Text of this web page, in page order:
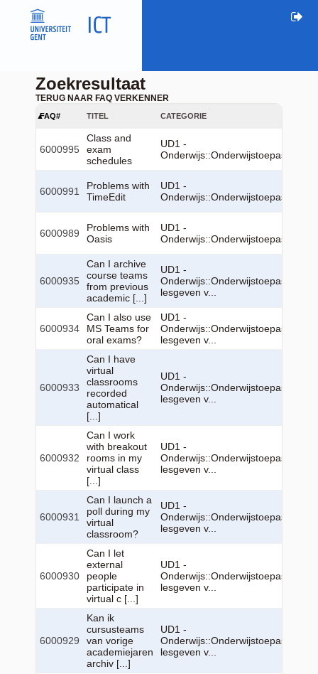
Zoekresultaat
TERUG NAAR FAQ VERKENNER
FAQ# TITEL CATEGORIE
6000995
Class and
exam
schedules
UD1 -
6000991
Problems with
TimeEdit
UD1 -
6000989
Problems with
Oasis
UD1 -
6000935
Can I archive
course teams
from previous
academic [...]
UD1 -
lesgeven v...
6000934
Can I also use
MS Teams for
oral exams?
UD1 -
lesgeven v...
6000933
Can I have
virtual
classrooms
recorded
automatical
[...]
UD1 -
lesgeven v...
6000932
Can I work
with breakout
rooms in my
virtual class
[...]
UD1 -
lesgeven v...
6000931
Can I launch a
poll during my
virtual
classroom?
UD1 -
lesgeven v...
6000930
Can I let
external
people
participate in
virtual c [...]
UD1 -
lesgeven v...
6000929
Kan ik
cursusteams
van vorige
academiejaren
archiv [...]
UD1 -
lesgeven v...